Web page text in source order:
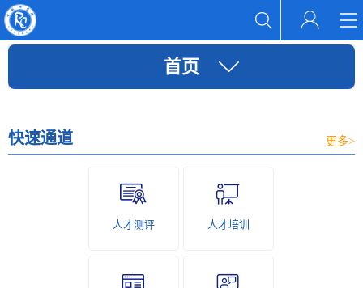
首页
快速通道 更多>
人才测评 人才培训